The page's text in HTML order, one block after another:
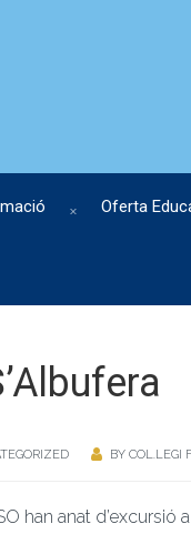
Oferta
BY COL.LEGI
han anat